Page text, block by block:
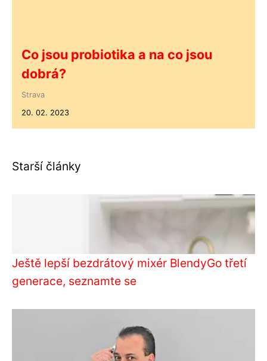
Co jsou probiotika a na co jsou
dobrá?
Strava
20. 02. 2023
Starší články
Ještě lepší bezdrátový mixér BlendyGo třetí
generace, seznamte se